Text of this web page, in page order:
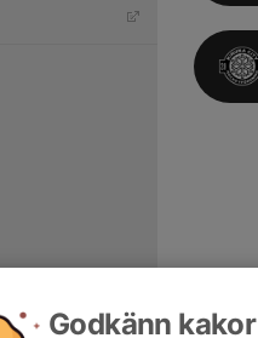
Godkänn kakor